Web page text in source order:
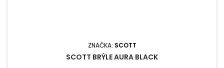
ZNAČKA: SCOTT
SCOTT BRÝLE AURA BLACK